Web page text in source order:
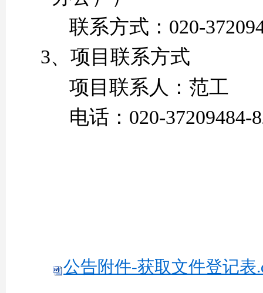
联系方式： 020-
3、项目联系方式
项目联系人： 范工
电话： 020-37209484-8
公告附件-获取文件登记表